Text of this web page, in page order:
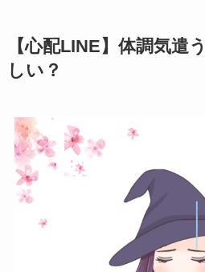
【心配LINE】体調気遣
しい？